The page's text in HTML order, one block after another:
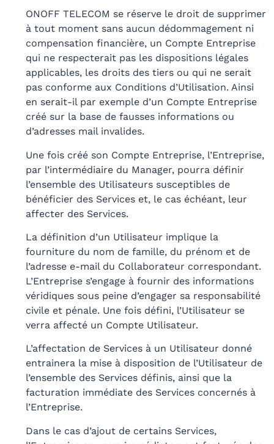
ONOFF TELECOM se réserve le droit de supprimer
à tout moment sans aucun dédommagement ni
compensation financière, un Compte Entreprise
qui ne respecterait pas les dispositions légales
applicables, les droits des tiers ou qui ne serait
pas conforme aux Conditions d’Utilisation. Ainsi
en serait-il par exemple d’un Compte Entreprise
créé sur la base de fausses informations ou
d’adresses mail invalides.
Une fois créé son Compte Entreprise, l’Entreprise,
par l’intermédiaire du Manager, pourra définir
l’ensemble des Utilisateurs susceptibles de
bénéficier des Services et, le cas échéant, leur
affecter des Services.
La définition d’un Utilisateur implique la
fourniture du nom de famille, du prénom et de
l’adresse e-mail du Collaborateur correspondant.
L’Entreprise s’engage à fournir des informations
véridiques sous peine d’engager sa responsabilité
civile et pénale. Une fois défini, l’Utilisateur se
verra affecté un Compte Utilisateur.
L’affectation de Services à un Utilisateur donné
entrainera la mise à disposition de l’Utilisateur de
l’ensemble des Services définis, ainsi que la
facturation immédiate des Services concernés à
l’Entreprise.
Dans le cas d’ajout de certains Services,